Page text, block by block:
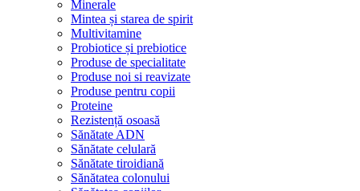
Minerale
Mintea și starea de spirit
Multivitamine
Probiotice și prebiotice
Produse de specialitate
Produse noi si reavizate
Produse pentru copii
Proteine
Rezistență osoasă
Sănătate ADN
Sănătate celulară
Sănătate tiroidiană
Sănătatea colonului